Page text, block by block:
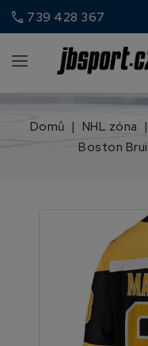
call 739 428 367
Domů NHL zóna
Boston